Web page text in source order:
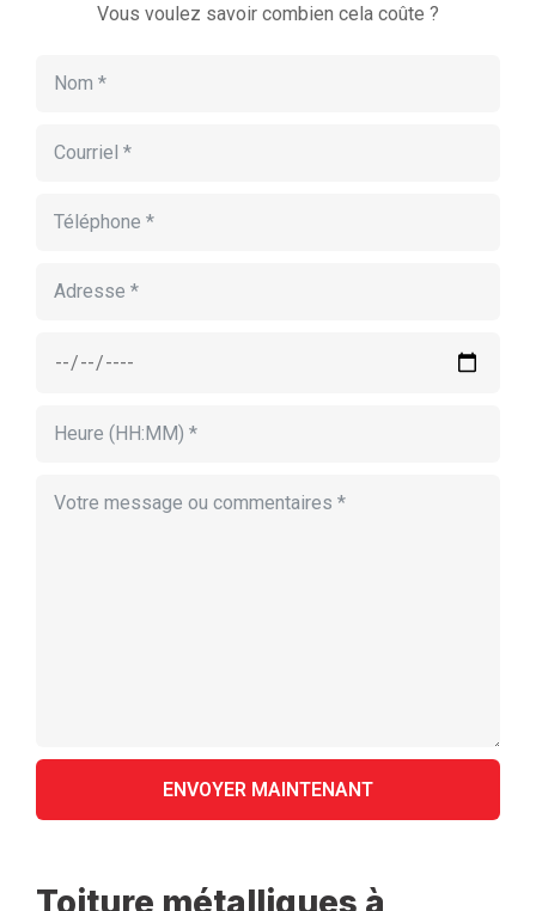
Vous voulez savoir combien cela coûte ?